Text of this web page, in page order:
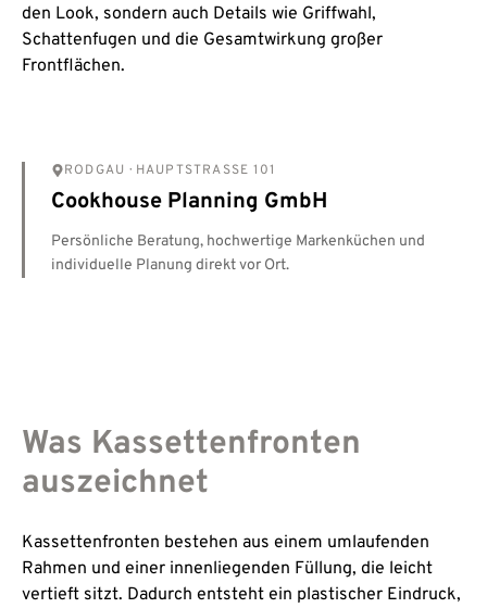
den Look, sondern auch Details wie Griffwahl,
Schattenfugen und die Gesamtwirkung großer
Frontflächen.
RODGAU · HAUPTSTRASSE 101
Cookhouse Planning GmbH
Persönliche Beratung, hochwertige Markenküchen und
individuelle Planung direkt vor Ort.
Was Kassettenfronten
auszeichnet
Kassettenfronten bestehen aus einem umlaufenden
Rahmen und einer innenliegenden Füllung, die leicht
vertieft sitzt. Dadurch entsteht ein plastischer Eindruck,